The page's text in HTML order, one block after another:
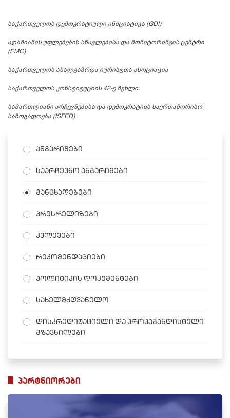
საქართველოს დემოკრატიული ინიციატივა (GDI)
ადამიანის უფლებების სწავლებისა და მონიტორინგის ცენტრი
(EMC)
საქართველოს ახალგაზრდა იურისტთა ასოციაცია
საქართველოს კონსტიტუციის 42-ე მუხლი
სამართლიანი არჩევნებისა და დემოკრატიის საერთაშორისო
საზოგადოება (ISFED)
ანგარიშები
საარჩევნო ანგარიშები
განცხადებები
პრესრელიზები
კვლევები
რეკომენდაციები
პოლიტიკის დოკუმენტები
სახელმძღვანელო
დისკრედიტაციული და პროპაგანდისტული
გზავნილები
პარტნიორები